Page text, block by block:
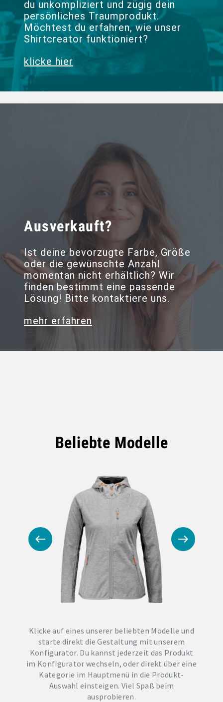
du unkompliziert und zügig dein
persönliches Traumprodukt.
Möchtest du erfahren, wie unser
Shirtcreator funktioniert?
klicke hier
Ausverkauft?
Ist deine bevorzugte Farbe, Größe
oder die gewünschte Anzahl
momentan nicht erhältlich? Wir
finden bestimmt eine passende
Lösung! Bitte kontaktiere uns.
mehr erfahren
Beliebte Modelle
Klicke auf eines unserer beliebten Modelle und
starte direkt die Gestaltung mit unserem
Konfigurator. Du kannst jederzeit das Produkt
im Konfigurator wechseln, oder direkt über eine
Kategorie im Hauptmenü in die Produkt-
Auswahl einsteigen. Viel Spaß beim
ausprobieren.